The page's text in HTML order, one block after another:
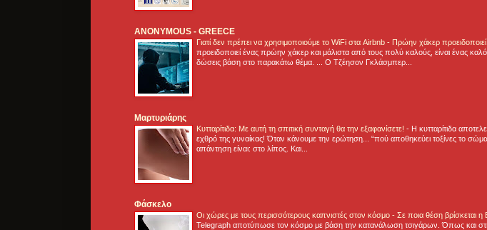
ANONYMOUS - GREECE
Γιατί δεν πρέπει να χρησιμοποιούμε το WiFi στα Airbnb - Πρώην χάκερ προειδοποιεί
προειδοποιεί ένας πρώην χάκερ και μάλιστα από τους πολύ καλούς, είναι ένας
δώσεις βάση στο παρακάτω θέμα. ... Ο Τζέησον Γκλάσμπερ...
Μαρτυριάρης
Κυτταρίτιδα: Με αυτή τη σπιτική συνταγή θα την εξαφανίσετε! - H κυτταρίτιδα
εχθρό της γυναίκας! Όταν κάνουμε την ερώτηση... “πού αποθηκεύει τοξίνες το
απάντηση είναι: στο λίπος. Και...
Φάσκελο
Οι χώρες με τους περισσότερους καπνιστές στον κόσμο - Σε ποια θέση βρίσκεται η
Telegraph αποτύπωσε τον κόσμο με βάση την κατανάλωση τσιγάρων. Όπως και